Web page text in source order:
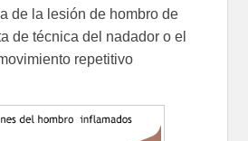
de la lesión de hombro de
de técnica del nadador o el
repetitivo